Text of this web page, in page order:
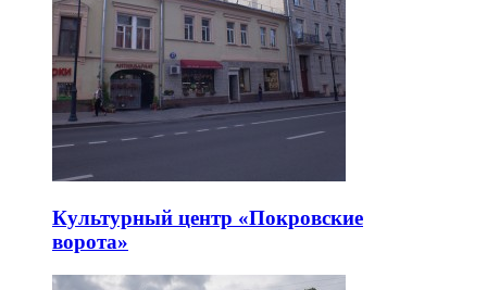
Культурный центр «Покровские
ворота»